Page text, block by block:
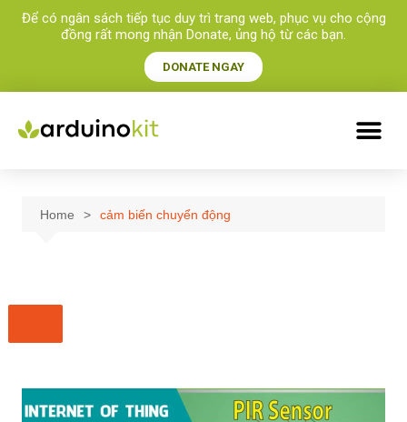
Để có ngân sách tiếp tục duy trì trang web, phục vụ cho cộng
đồng rất mong nhận Donate, ủng hộ từ các bạn.​
DONATE NGAY
Home cảm biến chuyển động